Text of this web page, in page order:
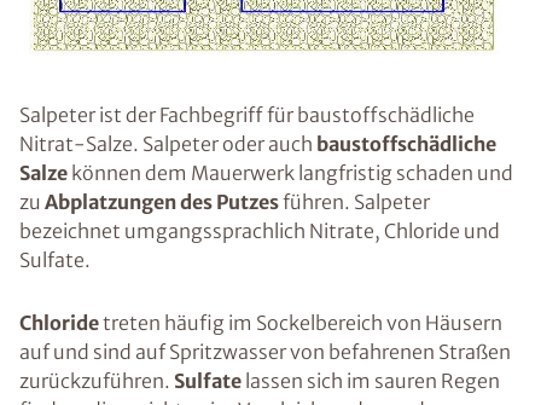
Salpeter ist der Fachbegriff für baustoffschädliche
Nitrat-Salze. Salpeter oder auch baustoffschädliche
Salze können dem Mauerwerk langfristig schaden und
zu Abplatzungen des Putzesführen. Salpeter
bezeichnet umgangssprachlich Nitrate, Chloride und
Sulfate.
Chloridetreten häufig im Sockelbereich von Häusern
auf und sind auf Spritzwasser von befahrenen Straßen
zurückzuführen. Sulfate lassen sich im sauren Regen